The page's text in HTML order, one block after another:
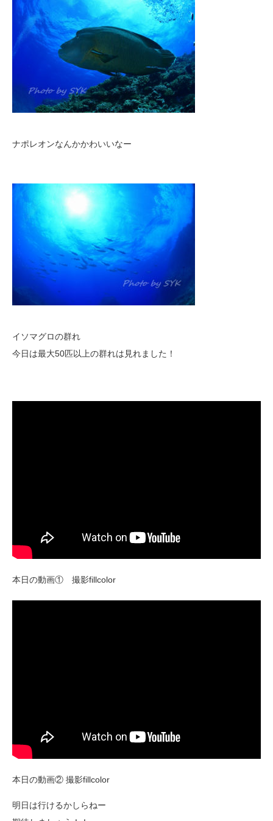
ナポレオンなんかかわいいなー
イソマグロの群れ
今日は最大50匹以上の群れは見れました！
本日の動画① 撮影fillcolor
本日の動画② 撮影fillcolor
明日は行けるかしらねー